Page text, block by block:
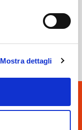
Mostra dettagli